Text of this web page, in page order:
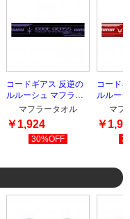
コードギアス 反逆の
ルルーシュ マフラー
タオル TYPE-2
マフラータオル
￥1,924
30%OFF
コード
ルルー
タオル
マフ
￥